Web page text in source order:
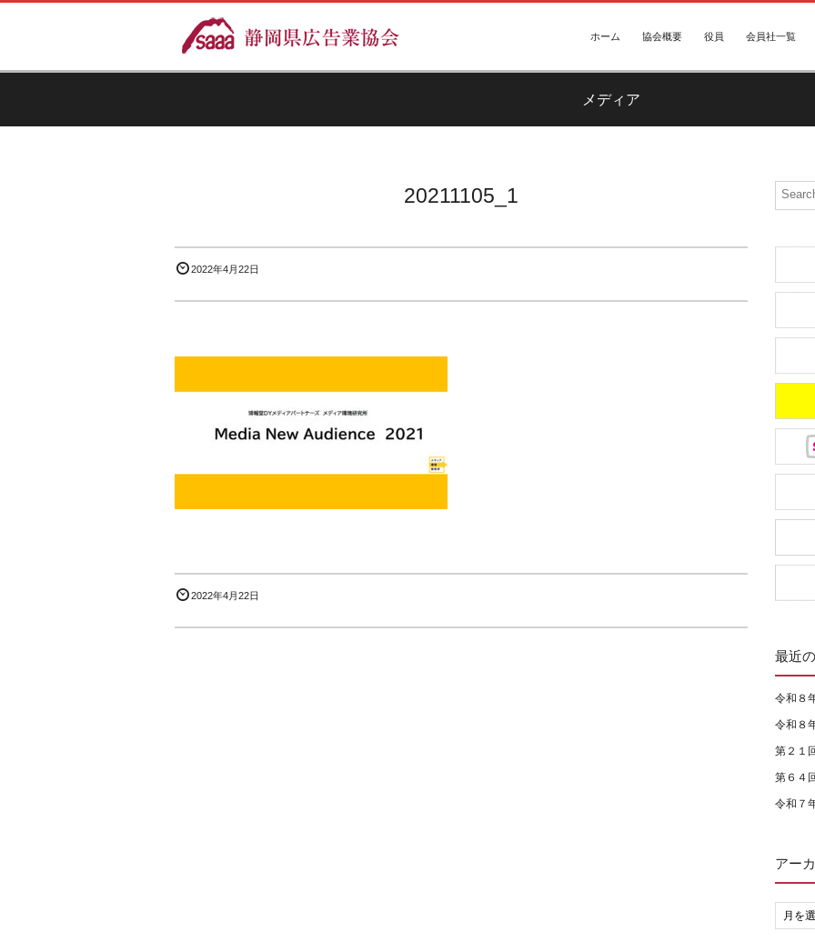
ホーム 協会概要 役員 会員社一覧
メディア
20211105_1
2022年4月22日
2022年4月22日
最近
令和８
令和８
第２１
第６４
令和７
アー